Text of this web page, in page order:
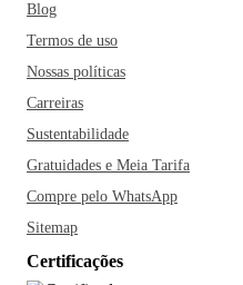
Blog
Termos de uso
Nossas políticas
Carreiras
Sustentabilidade
Gratuidades e Meia Tarifa
Compre pelo WhatsApp
Sitemap
Certificações